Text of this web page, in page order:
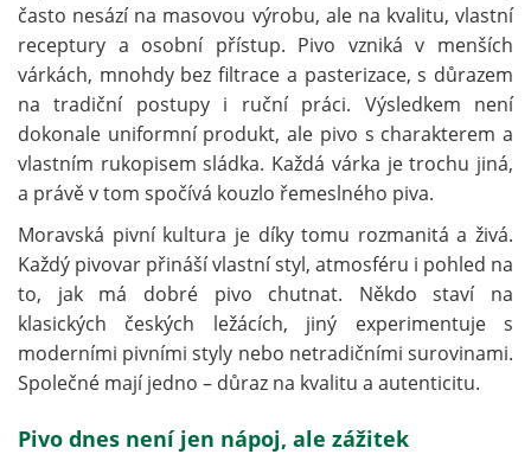
často nesází na masovou výrobu, ale na kvalitu, vlastní
receptury a osobní přístup. Pivo vzniká v menších
várkách, mnohdy bez filtrace a pasterizace, s důrazem
na tradiční postupy i ruční práci. Výsledkem není
dokonale uniformní produkt, ale pivo s charakterem a
vlastním rukopisem sládka. Každá várka je trochu jiná,
a právě v tom spočívá kouzlo řemeslného piva.
Moravská pivní kultura je díky tomu rozmanitá a živá.
Každý pivovar přináší vlastní styl, atmosféru i pohled na
to, jak má dobré pivo chutnat. Někdo staví na
klasických českých ležácích, jiný experimentuje s
moderními pivními styly nebo netradičními surovinami.
Společné mají jedno – důraz na kvalitu a autenticitu.
Pivo dnes není jen nápoj, ale zážitek